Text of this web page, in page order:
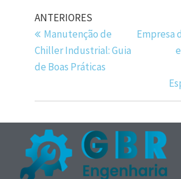
ANTERIORES
Manutenção de
Chiller Industrial: Guia
de Boas Práticas
Empresa